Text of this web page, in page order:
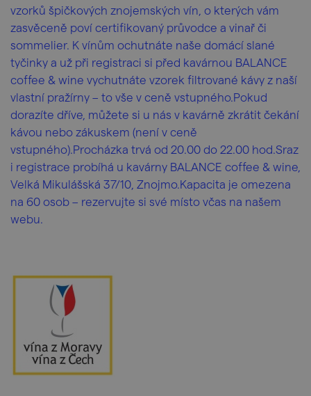
vzorků špičkových znojemských vín, o kterých vám
zasvěceně poví certifikovaný průvodce a vinař či
sommelier. K vínům ochutnáte naše domácí slané
tyčinky a už při registraci si před kavárnou BALANCE
coffee & wine vychutnáte vzorek filtrované kávy z naší
vlastní pražírny – to vše v ceně vstupného.Pokud
dorazíte dříve, můžete si u nás v kavárně zkrátit čekání
kávou nebo zákuskem (není v ceně
vstupného).Procházka trvá od 20.00 do 22.00 hod.Sraz
i registrace probíhá u kavárny BALANCE coffee & wine,
Velká Mikulášská 37/10, Znojmo.Kapacita je omezena
na 60 osob – rezervujte si své místo včas na našem
webu.